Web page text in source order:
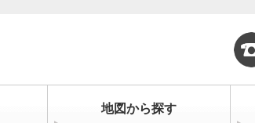
地図から探す